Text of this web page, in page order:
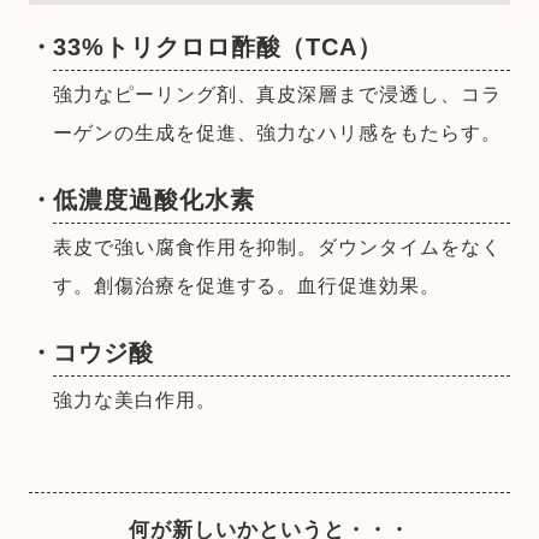
33%トリクロロ酢酸（TCA）
強力なピーリング剤、真皮深層まで浸透し、コラ
ーゲンの生成を促進、強力なハリ感をもたらす。
低濃度過酸化水素
表皮で強い腐食作用を抑制。ダウンタイムをなく
す。創傷治療を促進する。血行促進効果。
コウジ酸
強力な美白作用。
何が新しいかというと・・・